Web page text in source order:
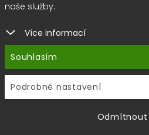
Rychlá a bezpečná platba
Copyright © 2026 |E-shop
ESHOP&
naše služby.
Více informací
Souhlasím
Podrobné nastavení
Odmítnout